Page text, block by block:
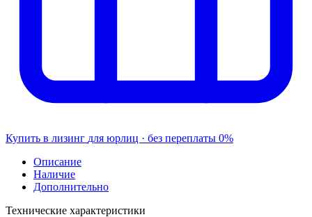
Купить в лизинг для юрлиц · без переплаты 0%
Описание
Наличие
Дополнительно
Технические характеристики